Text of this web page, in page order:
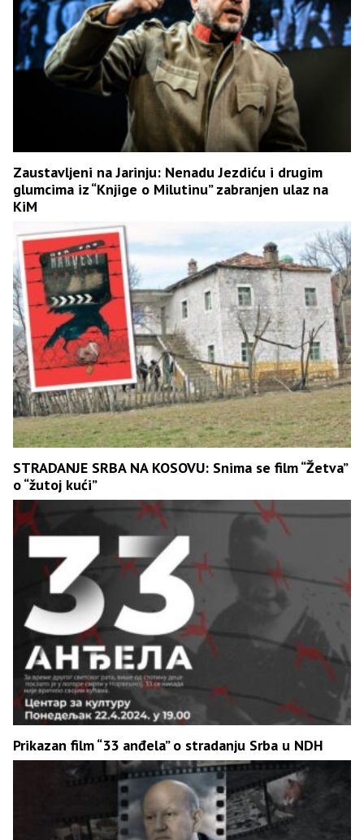
Zaustavljeni na Jarinju: Nenadu Jezdiću i drugim
glumcima iz “Knjige o Milutinu” zabranjen ulaz na
KiM
STRADANJE SRBA NA KOSOVU: Snima se film “Žetva”
o “žutoj kući”
Prikazan film “33 anđela” o stradanju Srba u NDH